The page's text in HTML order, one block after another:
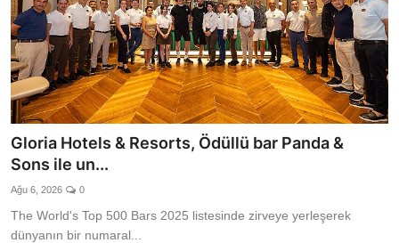
Gloria Hotels & Resorts, Ödüllü bar Panda &
Sons ile un...
Ağu 6, 2026 0
The World's Top 500 Bars 2025 listesinde zirveye yerleşerek
dünyanın bir numaral...